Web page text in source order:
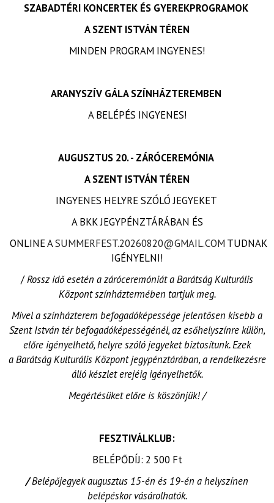
SZABADTÉRI KONCERTEK ÉS GYEREKPROGRAMOK
A SZENT ISTVÁN TÉREN
MINDEN PROGRAM INGYENES!
ARANYSZÍV GÁLA SZÍNHÁZTEREMBEN
A BELÉPÉS INGYENES!
AUGUSZTUS 20. - ZÁRÓCEREMÓNIA
A SZENT ISTVÁN TÉREN
INGYENES HELYRE SZÓLÓ JEGYEKET
A BKK JEGYPÉNZTÁRÁBAN ÉS
ONLINE ASUMMERFEST.20260820@GMAIL.COM TUDNAK
IGÉNYELNI!
/Rossz idő esetén a záróceremóniát a Barátság Kulturális
Központ színháztermében tartjuk meg.
Mivel a színházterem befogadóképessége jelentősen kisebb a
Szent István tér befogadóképességénél, az esőhelyszínre külön,
előre igényelhető, helyre szóló jegyeket biztosítunk. Ezek
a Barátság Kulturális Központ jegypénztárában, a rendelkezésre
álló készlet erejéig igényelhetők.
Megértésüket előre is köszönjük! /
FESZTIVÁLKLUB:
BELÉPŐDÍJ: 2 500 Ft
/Belépőjegyek augusztus 15-én és 19-én a helyszínen
belépéskor vásárolhatók.